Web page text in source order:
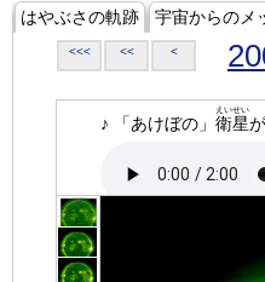
はやぶさの軌跡 宇宙からのメ
<<< << <
♪ 「あけぼの」 衛星
えいせい
が